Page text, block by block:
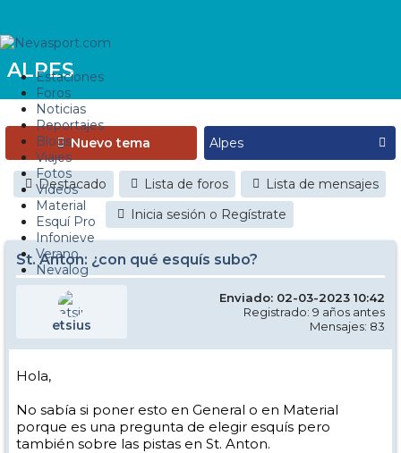
Estaciones
Foros
Noticias
Reportajes
Blogs
Viajes
Fotos
Videos
Material
Esquí Pro
Infonieve
Verano
Nevalog
ALPES
Nuevo tema
Destacado Lista de foros
Lista de mensajes
Inicia sesión o Regístrate
St. Anton: ¿con qué esquís subo?
etsius
Enviado: 02-03-2023 10:42
Registrado: 9 años antes
Mensajes: 83
Hola,
No sabía si poner esto en General o en Material
porque es una pregunta de elegir esquís pero
también sobre las pistas en St. Anton.